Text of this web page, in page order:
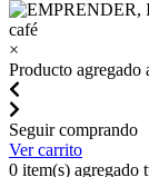
×
Producto agregado
Seguir comprando
Ver carrito
0 item(s) agregado